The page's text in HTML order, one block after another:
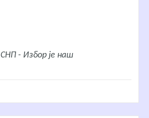
СНП - Избор је наш